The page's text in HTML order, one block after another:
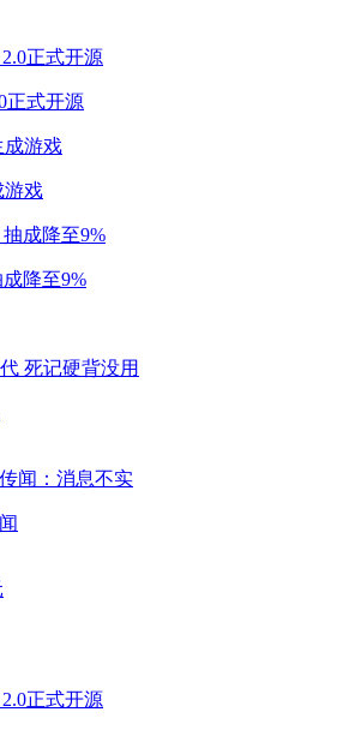
正式开源
游戏
降至9%